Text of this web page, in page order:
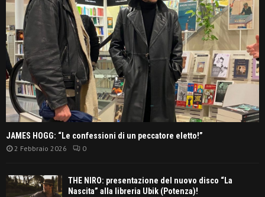
JAMES HOGG: “Le confessioni di un peccatore eletto!”
2 Febbraio 2026 0
THE NIRO: presentazione del nuovo disco “La
Nascita” alla libreria Ubik (Potenza)!